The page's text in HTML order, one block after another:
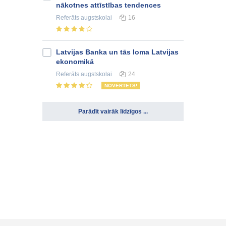
nākotnes attīstības tendences
Referāts augstskolai 16
Latvijas Banka un tās loma Latvijas
ekonomikā
Referāts augstskolai 24
NOVĒRTĒTS!
Parādīt vairāk līdzīgos ...